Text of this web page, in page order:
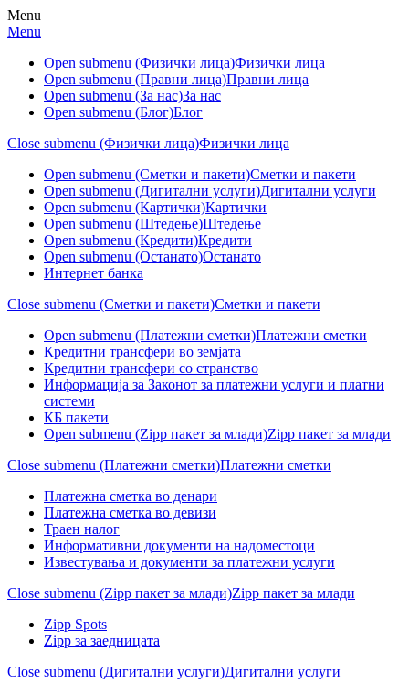
Menu
Menu
Open submenu (Физички лица)Физички лица
Open submenu (Правни лица)Правни лица
Open submenu (За нас)За нас
Open submenu (Блог)Блог
Close submenu (Физички лица)Физички лица
Open submenu (Сметки и пакети)Сметки и пакети
Open submenu (Дигитални услуги)Дигитални услуги
Open submenu (Картички)Картички
Open submenu (Штедење)Штедење
Open submenu (Кредити)Кредити
Open submenu (Останато)Останато
Интернет банка
Close submenu (Сметки и пакети)Сметки и пакети
Open submenu (Платежни сметки)Платежни сметки
Кредитни трансфери во земјата
Кредитни трансфери со странство
Информација за Законот за платежни услуги и платни
системи
КБ пакети
Open submenu (Zipp пакет за млади)Zipp пакет за млади
Close submenu (Платежни сметки)Платежни сметки
Платежна сметка во денари
Платежна сметка во девизи
Траен налог
Информативни документи на надоместоци
Известувања и документи за платежни услуги
Close submenu (Zipp пакет за млади)Zipp пакет за млади
Zipp Spots
Zipp за заедницата
Close submenu (Дигитални услуги)Дигитални услуги